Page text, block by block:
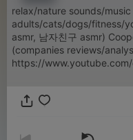
relax/nature sounds/music
adults/cats/dogs/fitness/
asmr, 남자친구 asmr) Cooperation: Brand Insider channel
(companies reviews/
https://